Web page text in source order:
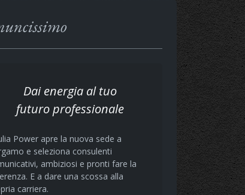
Dai energia al tuo
futuro professionale
Power apre la nuova sede a
e seleziona consulenti
ambiziosi e pronti fare la
E a dare una scossa alla
carriera.